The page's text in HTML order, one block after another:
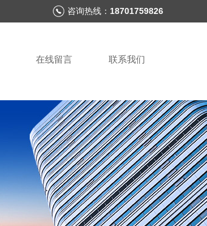
咨询热线： 18701759826
在线留言 联系我们